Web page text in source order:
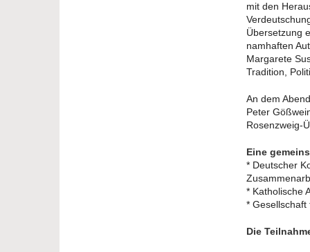
mit den
Übersetzung
namhaften
Margarete
Tradition,
An dem
Peter
Rosenzweig-
Eine
* Deutscher
* Katholische
*
Die